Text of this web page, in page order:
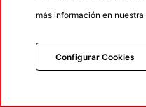
más información en nuestra
Configurar Cookies